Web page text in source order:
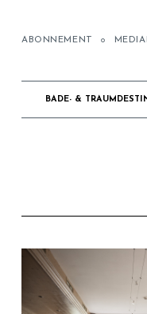
ABONNEMENT
BADE- &